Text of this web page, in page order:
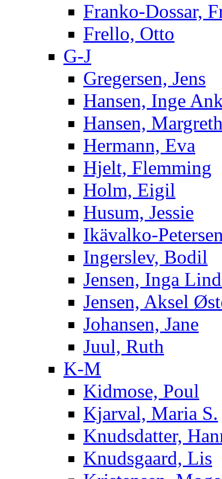
Franko-Dossar,
Frello, Otto
G-J
Gregersen, Jens
Hansen, Inge
Hansen,
Hermann, Eva
Hjelt, Flemming
Holm, Eigil
Husum, Jessie
Ikävalko-
Ingerslev, Bodil
Jensen, Inga
Jensen, Aksel
Johansen, Jane
Juul, Ruth
K-M
Kidmose, Poul
Kjarval, Maria S.
Knudsdatter,
Knudsgaard, Lis